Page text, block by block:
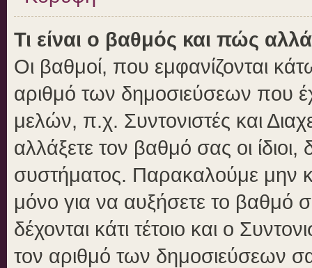
Τι είναι ο βαθμός και πώς
Οι βαθμοί, που εμφανίζονται
αριθμό των δημοσιεύσεων που
μελών, π.χ. Συντονιστές και
αλλάξετε τον βαθμό σας οι ίδιοι,
συστήματος. Παρακαλούμε μην
μόνο για να αυξήσετε το βαθμό
δέχονται κάτι τέτοιο και ο
τον αριθμό των δημοσιεύσεων